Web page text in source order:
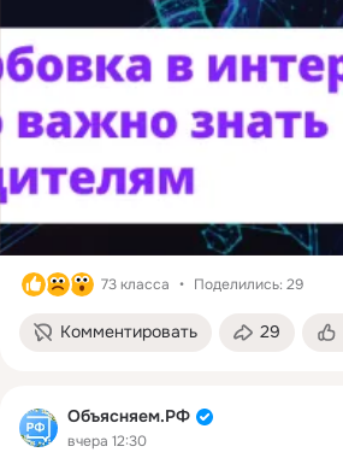
73 класса Поделились: 29
Комментировать 29
Объясняем.РФ
вчера 12:30